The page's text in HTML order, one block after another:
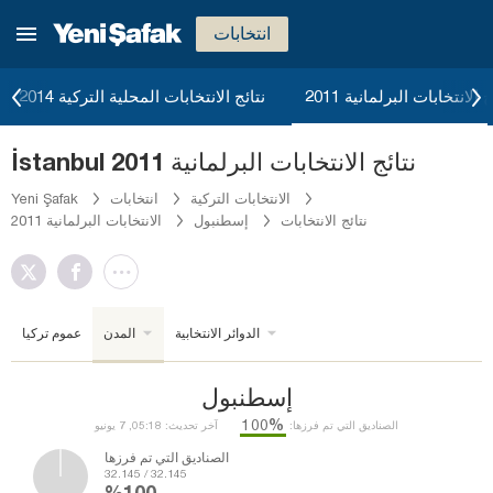
انتخابات
نتائج الانتخابات المحلية التركية 2014 الانتخابات البرلمانية 2011
İstanbul نتائج الانتخابات البرلمانية 2011
Yeni Şafak انتخابات
الانتخابات التركية
الانتخابات البرلمانية 2011
إسطنبول نتائج الانتخابات
عموم تركيا المدن الدوائر الانتخابية
إسطنبول
آخر تحديث: 05:18, 7 يونيو الصناديق التي تم فرزها: %100
الصناديق التي تم فرزها
32.145 / 32.145